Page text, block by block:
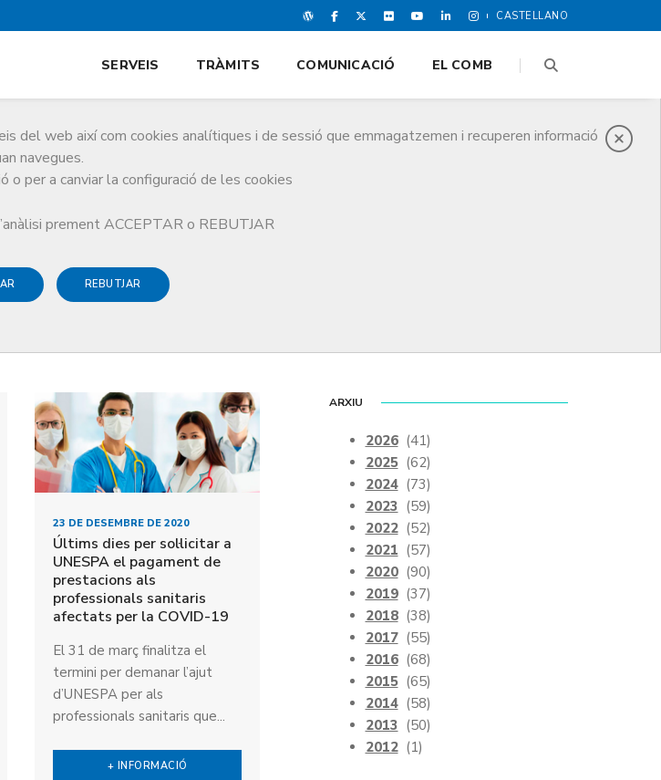
CASTELLANO
web així com cookies analítiques i de sessió que emmagatzemen i recuperen informació
navegues.
o per a canviar la configuració de les cookies
prement ACCEPTAR o REBUTJAR
REBUTJAR
SERVEIS TRÀMITS COMUNICACIÓ EL COMB
23 DE DESEMBRE DE 2020
Últims dies per sol·licitar a
UNESPA el pagament de
prestacions als
professionals sanitaris
afectats per la COVID-19
El 31 de març finalitza el
termini per demanar l’ajut
d’UNESPA per als
professionals sanitaris que...
+ INFORMACIÓ
ARXIU
2026 (41)
2025 (62)
2024 (73)
2023 (59)
2022 (52)
2021 (57)
2020 (90)
2019 (37)
2018 (38)
2017 (55)
2016 (68)
2015 (65)
2014 (58)
2013 (50)
2012 (1)